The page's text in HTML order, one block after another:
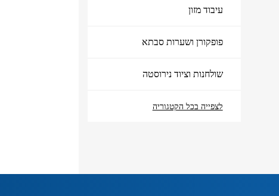
עיבוד מזון
פופקורן ושערות סבתא
שולחנות וציוד נירוסטה
לצפייה בכל הקטגוריה